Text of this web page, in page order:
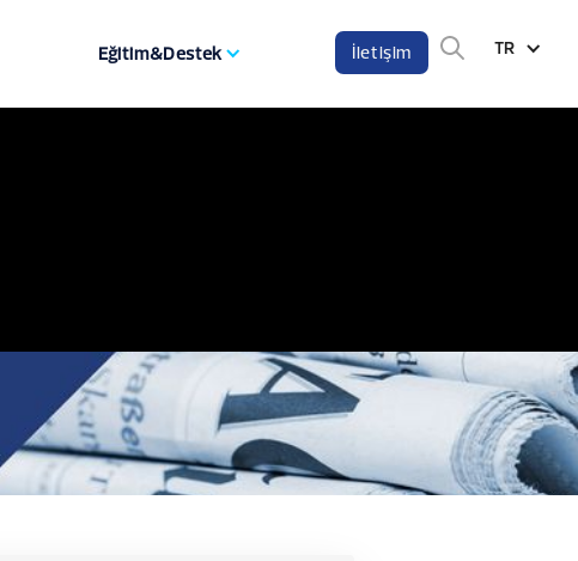
Eğitim&Destek İletişim TR